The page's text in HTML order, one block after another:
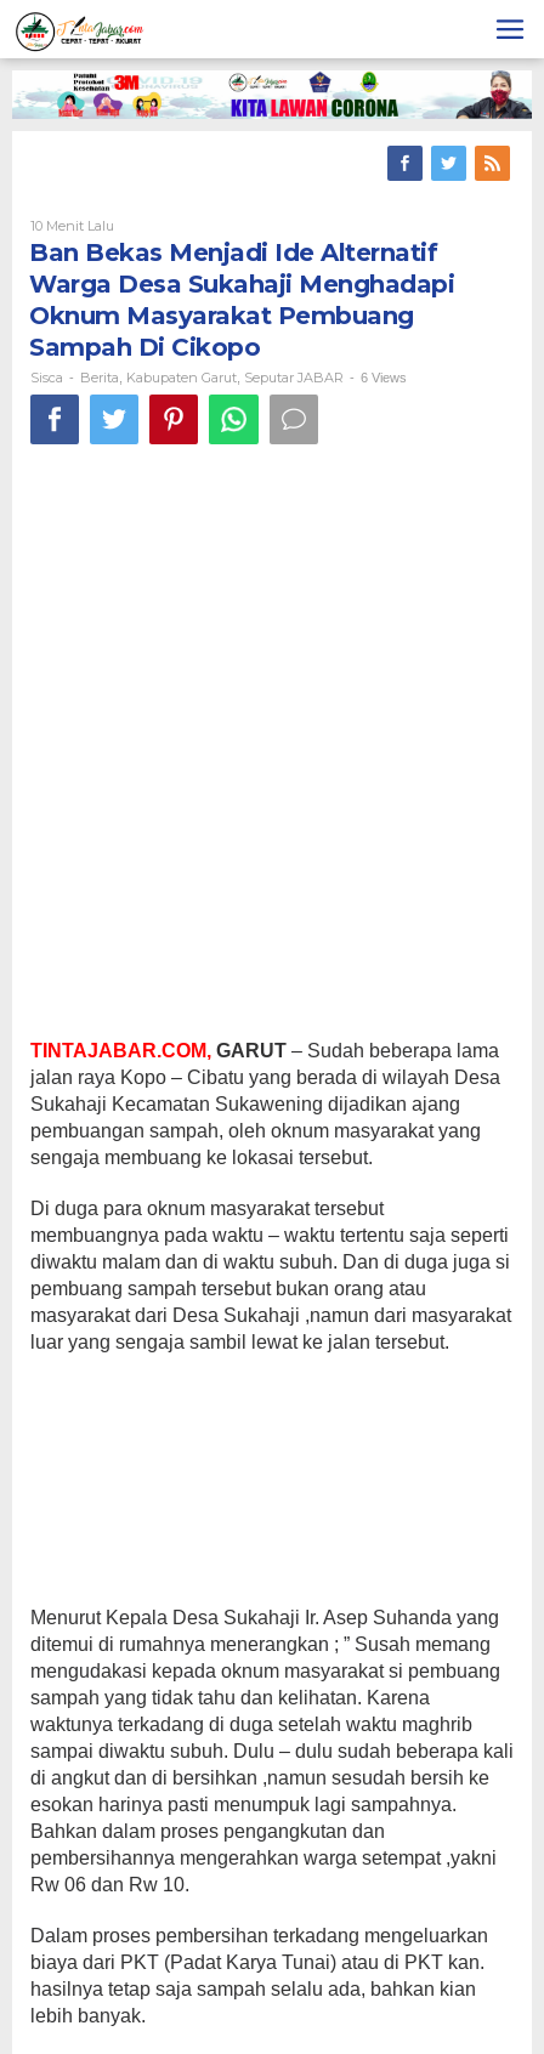
Skip
to
content
10 Menit Lalu
Sisca
Ban Bekas Menjadi Ide Alternatif
Warga Desa Sukahaji Menghadapi
Oknum Masyarakat Pembuang
Sampah Di Cikopo
Sisca - Berita Kabupaten Garut Seputar JABAR - 6 Views
TINTAJABAR.COM, GARUT – Sudah beberapa lama
jalan raya Kopo – Cibatu yang berada di wilayah Desa
Sukahaji Kecamatan Sukawening dijadikan ajang
pembuangan sampah, oleh oknum masyarakat yang
sengaja membuang ke lokasai tersebut.
Di duga para oknum masyarakat tersebut
membuangnya pada waktu – waktu tertentu saja seperti
diwaktu malam dan di waktu subuh. Dan di duga juga si
pembuang sampah tersebut bukan orang atau
masyarakat dari Desa Sukahaji ,namun dari masyarakat
luar yang sengaja sambil lewat ke jalan tersebut.
Menurut Kepala Desa Sukahaji Ir. Asep Suhanda yang
ditemui di rumahnya menerangkan ; ” Susah memang
mengudakasi kepada oknum masyarakat si pembuang
sampah yang tidak tahu dan kelihatan. Karena
waktunya terkadang di duga setelah waktu maghrib
sampai diwaktu subuh. Dulu – dulu sudah beberapa kali
di angkut dan di bersihkan ,namun sesudah bersih ke
esokan harinya pasti menumpuk lagi sampahnya.
Bahkan dalam proses pengangkutan dan
pembersihannya mengerahkan warga setempat ,yakni
Rw 06 dan Rw 10.
Dalam proses pembersihan terkadang mengeluarkan
biaya dari PKT (Padat Karya Tunai) atau di PKT kan.
hasilnya tetap saja sampah selalu ada, bahkan kian
lebih banyak.